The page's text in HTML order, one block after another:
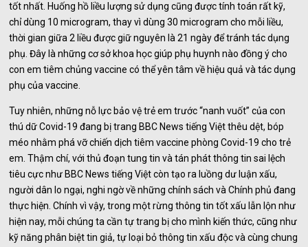
tốt nhất. Huống hồ liều lượng sử dụng cũng được tính toán rất kỹ,
chỉ dùng 10 microgram, thay vì dùng 30 microgram cho mỗi liều,
thời gian giữa 2 liều được giữ nguyên là 21 ngày để tránh tác dụng
phụ. Đây là những cơ sở khoa học giúp phụ huynh nào đồng ý cho
con em tiêm chủng vaccine có thể yên tâm về hiệu quả và tác dụng
phụ của vaccine.
Tuy nhiên, những nỗ lực bảo vệ trẻ em trước “nanh vuốt” của con
thú dữ Covid-19 đang bị trang BBC News tiếng Việt thêu dệt, bóp
méo nhằm phá vỡ chiến dịch tiêm vaccine phòng Covid-19 cho trẻ
em. Thậm chí, với thủ đoạn tung tin và tán phát thông tin sai lệch
tiêu cực như BBC News tiếng Việt còn tạo ra luồng dư luận xấu,
người dân lo ngại, nghi ngờ về những chính sách và Chính phủ đang
thực hiện. Chính vì vậy, trong một rừng thông tin tốt xấu lẫn lộn như
hiện nay, mỗi chúng ta cần tự trang bị cho mình kiến thức, cũng như
kỹ năng phân biệt tin giả, tự loại bỏ thông tin xấu độc và cùng chung